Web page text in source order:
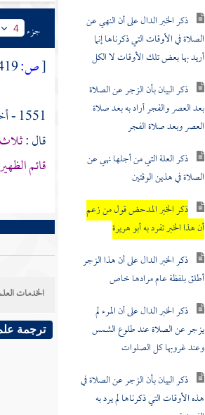
الصلاة في الأوقات التي ذكرناها إنما
أريد بها بعض تلك الأوقات لا الكل
بعد العصر والفجر أراد به بعد صلاة
العصر وبعد صلاة الفجر
الصلاة في هذين الوقتين
ذكر الخبر المدحض قول من زعم
أن هذا الخبر تفرد به أبو هريرة
أطلق بلفظة عام مرادها خاص
يزجر عن الصلاة عند طلوع الشمس
وعند غروبها كل الصلوات
هذه الأوقات التي ذكرناها لم يرد به
الفريضة
جزء 4
[ص:
1551 - أخبرنا
قال :
قائم
الخدمات
ترجمة